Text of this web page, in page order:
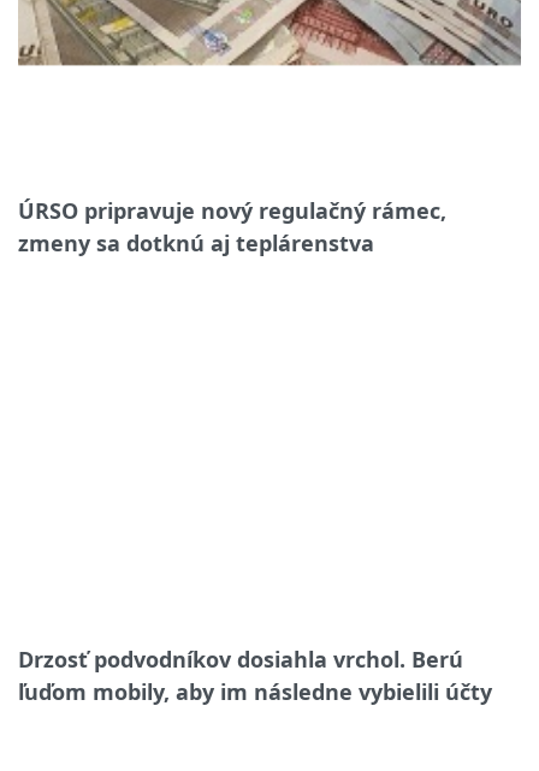
ÚRSO pripravuje nový regulačný rámec,
zmeny sa dotknú aj teplárenstva
Drzosť podvodníkov dosiahla vrchol. Berú
ľuďom mobily, aby im následne vybielili účty